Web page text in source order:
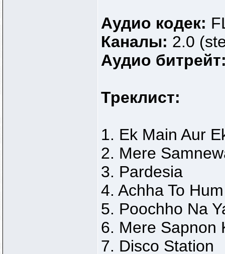
Аудио кодек:
Каналы: 2.0
Аудио
Треклист:
1. Ek Main Aur
2. Mere
3. Pardesia
4. Achha To
5. Poochho Na
6. Mere Sapnon
7. Disco Station